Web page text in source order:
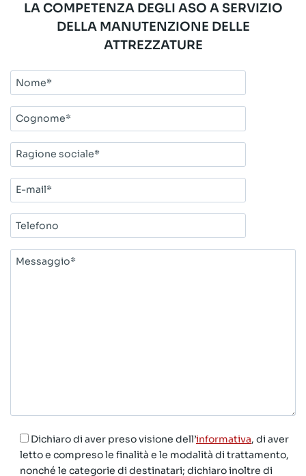
LA COMPETENZA DEGLI ASO A SERVIZIO
DELLA MANUTENZIONE DELLE
ATTREZZATURE
Nome*
Cognome*
Ragione
sociale*
E-
mail*
Telefono
Messaggio*
Dichiaro di aver preso visione dell’informativa, di aver
letto e compreso le finalità e le modalità di trattamento,
nonché le categorie di destinatari; dichiaro inoltre di